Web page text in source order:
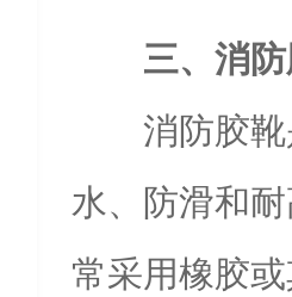
三、消
消防胶
水、防滑和
常采用橡胶